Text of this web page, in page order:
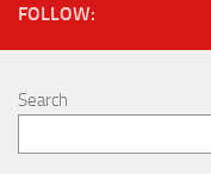
FOLLOW:
Search